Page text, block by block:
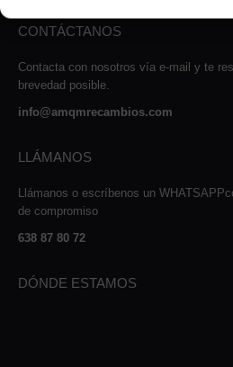
CONTÁCTANOS
Contacta con nosotros vía e-mail y te
brevedad posible.
info@amqmrecambios.com
LLÁMANOS
Llámanos o escríbenos un
de compromiso
638 87 80 72
DÓNDE ESTAMOS